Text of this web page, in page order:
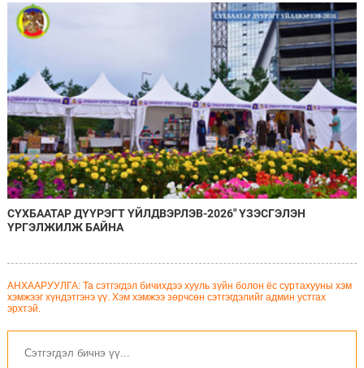
СҮХБААТАР ДҮҮРЭГТ ҮЙЛДВЭРЛЭВ-2026" ҮЗЭСГЭЛЭН
ҮРГЭЛЖИЛЖ БАЙНА
АНХААРУУЛГА: Та сэтгэгдэл бичихдээ хууль зүйн болон ёс суртахууны хэм
хэмжээг хүндэтгэнэ үү. Хэм хэмжээ зөрчсөн сэтгэгдэлийг админ устгах
эрхтэй.